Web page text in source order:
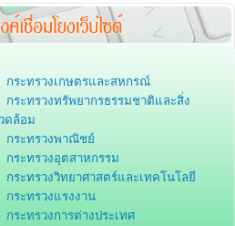
กระทรวงเกษตรและสหกรณ์
กระทรวงทรัพยากรธรรมชาติและสิ่ง
ดล้อม
กระทรวงพาณิชย์
กระทรวงอุตสาหกรรม
กระทรวงวิทยาศาสตร์และเทคโนโลยี
กระทรวงแรงงาน
กระทรวงการต่างประเทศ